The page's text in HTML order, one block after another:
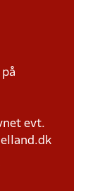
evt.